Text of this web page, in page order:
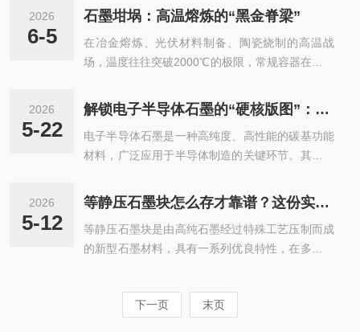
治理电网谐波，将THD控制在5%以内；升级驱动
措施：每月用红外热像...
中，置于高压液体介质下，利用帕斯卡原理施加30
0MPa以上的高压，使粉末在三维方向上均匀受
压。这种独特的成型方式彻d消除了传统模压工艺
中因压力梯度导致的密度不均和层状结构缺陷，从
性能。等静压石墨块具有显著的技术优势：首先，
性能（如强度、导热性、热膨胀系数）都保...
2026
6-5
石墨坩埚：高温熔炼的“黑金脊梁”
在冶金熔炼、光伏材料制备、陶瓷烧制的高温战
场，温度往往突破2000℃的极限，常规容器在此环
黑色的身躯承载着金属与材料的蜕变。这种以石墨
为核心的耐高温容器，凭借独特的性能成为高温工
业的关键支撑，被视作支撑产业进阶的“黑金脊
梁”。石墨坩埚的核心竞争力，源于石墨与生俱来
赋予了它热稳定性，在2000℃高温下仍能保持结构
企及的。同时，石墨的热膨胀系数极低，...
2026
5-22
解锁电子半导体石墨的“硬核版图”：从核心部件到全场景应用全解析
电子半导体石墨是一种高纯度、高性能的碳基功能
材料，广泛应用于半导体制造的关键环节。其核心
点超3000℃）、化学惰性及低热膨胀系数，使其成
为晶圆加工、单晶生长和高温工艺中不可少的基础
材料。在半导体工业中，高纯石墨（纯度通常达9
9.99%以上，部分产品可达99.99995%）主要用于
长炉中的坩埚、加热器、保温筒和基座。这些部件
需在2000℃以上的极d环境中长期稳定运行，而石
2026
5-12
等静压石墨块怎么存才靠谱？这份实操指南，帮你规避保存误区
等静压石墨块是由高纯石墨经过特殊工艺压制而成
的新型石墨材料，具有一系列优良特性，在多个领
辊、冷却、磨粉、压制、焙烧、浸渍和石墨化等一
下一页 末页